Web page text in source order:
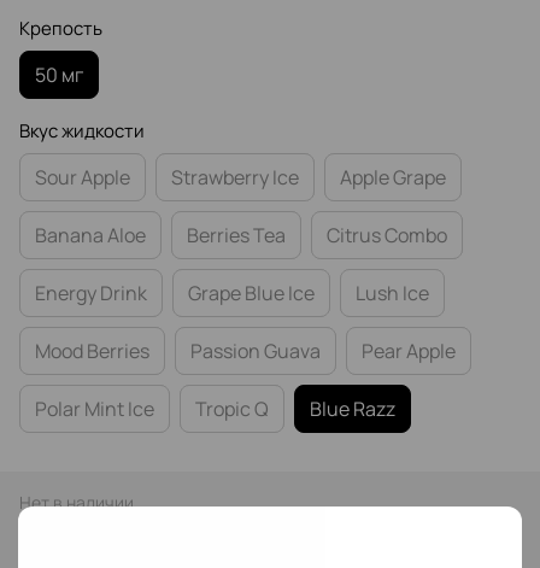
Крепость
50 мг
Вкус жидкости
Sour Apple Strawberry Ice Apple Grape
Banana Aloe Berries Tea Citrus Combo
Energy Drink Grape Blue Ice Lush Ice
Mood Berries Passion Guava Pear Apple
Polar Mint Ice Tropic Q Blue Razz
Нет в наличии